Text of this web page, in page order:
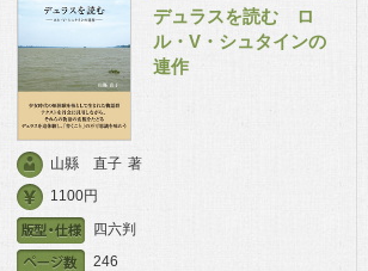
デュラスを読む ロ
ル・V・シュタインの
連作
山縣 直子 著
1100円
四六判
246